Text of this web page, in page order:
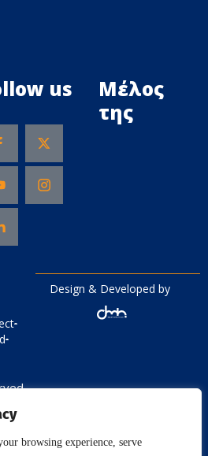
browsing experience, serve
us
Μέλος
της
Design & Developed by